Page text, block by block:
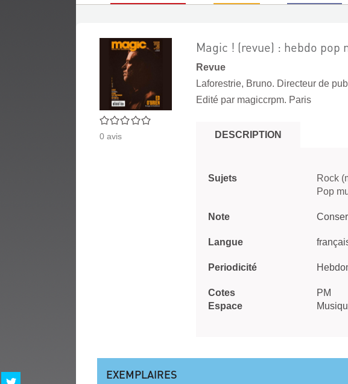
Partager
0/5
0 avis
Magic ! (revue) : hebdo pop
Revue
Laforestrie, Bruno. Directeur de
Edité par magiccrpm. Paris
DESCRIPTION
Sujets
Rock
Pop
Note
Langue
Periodicité
Cotes
PM
Espace
EXEMPLAIRES